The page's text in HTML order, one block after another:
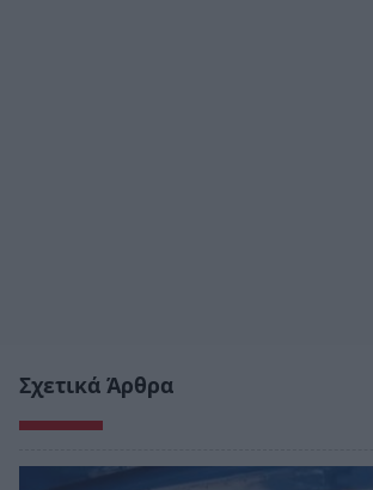
Σχετικά Άρθρα